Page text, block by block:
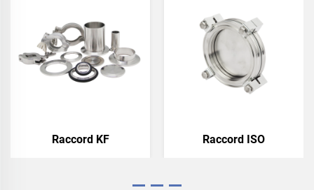
Raccord KF Raccord ISO